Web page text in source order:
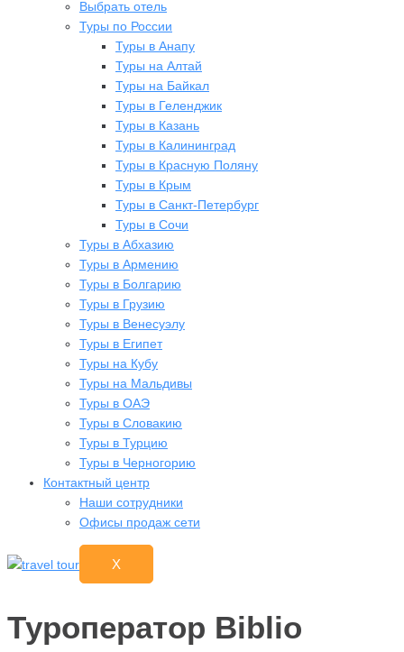
Выбрать отель
Туры по России
Туры в Анапу
Туры на Алтай
Туры на Байкал
Туры в Геленджик
Туры в Казань
Туры в Калининград
Туры в Красную Поляну
Туры в Крым
Туры в Санкт-Петербург
Туры в Сочи
Туры в Абхазию
Туры в Армению
Туры в Болгарию
Туры в Грузию
Туры в Венесуэлу
Туры в Египет
Туры на Кубу
Туры на Мальдивы
Туры в ОАЭ
Туры в Словакию
Туры в Турцию
Туры в Черногорию
Контактный центр
Наши сотрудники
Офисы продаж сети
X
Туроператор Biblio